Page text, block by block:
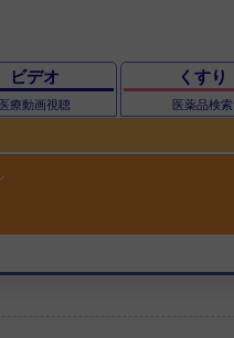
ビデオ
医療動画視聴
くすり
医薬品検索